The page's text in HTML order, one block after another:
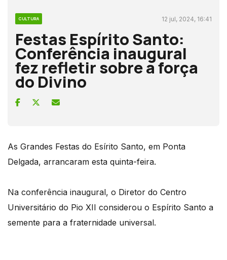
CULTURA 12 jul, 2024, 16:41
Festas Espírito Santo:
Conferência inaugural
fez refletir sobre a força
do Divino
As Grandes Festas do Esírito Santo, em Ponta
Delgada, arrancaram esta quinta-feira.
Na conferência inaugural, o Diretor do Centro
Universitário do Pio XII considerou o Espírito Santo a
semente para a fraternidade universal.